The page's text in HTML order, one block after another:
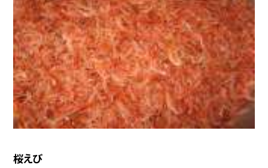
桜えび